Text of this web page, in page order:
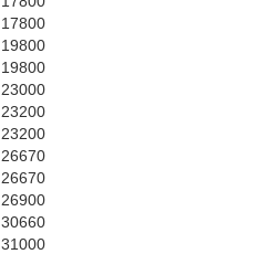
17800
19800
19800
23000
23200
23200
26670
26670
26900
30660
31000